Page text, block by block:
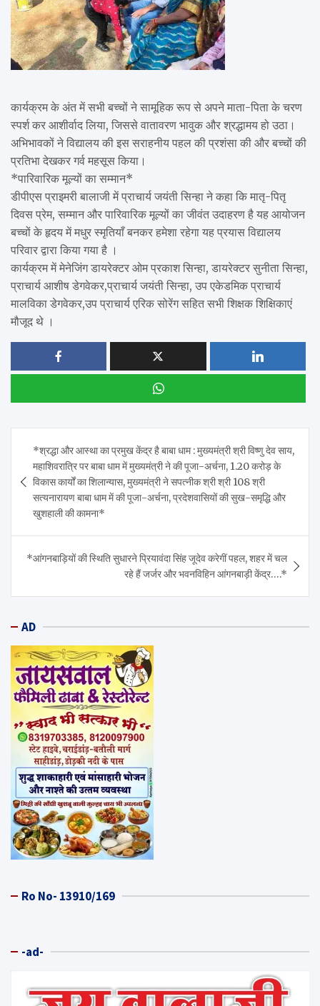
कार्यक्रम के अंत में सभी बच्चों ने सामूहिक रूप से अपने माता-पिता के चरण
स्पर्श कर आशीर्वाद लिया, जिससे वातावरण भावुक और श्रद्धामय हो उठा।
अभिभावकों ने विद्यालय की इस सराहनीय पहल की प्रशंसा की और बच्चों की
प्रतिभा देखकर गर्व महसूस किया।
*पारिवारिक मूल्यों का सम्मान*
डीपीएस प्राइमरी बालाजी में प्राचार्य जयंती सिन्हा ने कहा कि मातृ-पितृ
दिवस प्रेम, सम्मान और पारिवारिक मूल्यों का जीवंत उदाहरण है यह आयोजन
बच्चों के हृदय में मधुर स्मृतियाँ बनकर हमेशा रहेगा यह प्रयास विद्यालय
परिवार द्वारा किया गया है ।
कार्यक्रम में मेनेजिंग डायरेक्टर ओम प्रकाश सिन्हा, डायरेक्टर सुनीता सिन्हा,
प्राचार्य आशीष डेगवेकर,प्राचार्य जयंती सिन्हा, उप एकेडमिक प्राचार्य
मालविका डेगवेकर,उप प्राचार्य एरिक सोरेंग सहित सभी शिक्षक शिक्षिकाएं
मौजूद थे ।
navigation
*श्रद्धा और आस्था का प्रमुख केंद्र है बाबा धाम : मुख्यमंत्री श्री विष्णु देव साय,
महाशिवरात्रि पर बाबा धाम में मुख्यमंत्री ने की पूजा-अर्चना, 1.20 करोड़ के
विकास कार्यों का शिलान्यास, मुख्यमंत्री ने सपत्नीक श्री श्री 108 श्री
सत्यनारायण बाबा धाम में की पूजा-अर्चना, प्रदेशवासियों की सुख-समृद्धि और
खुशहाली की कामना*
*आंगनबाड़ियों की स्थिति सुधारने प्रियावंदा सिंह जूदेव करेगीं पहल, शहर में चल
रहे हैं जर्जर और भवनविहिन आंगनबाड़ी केंद्र….*
AD
Ro No- 13910/169
-ad-